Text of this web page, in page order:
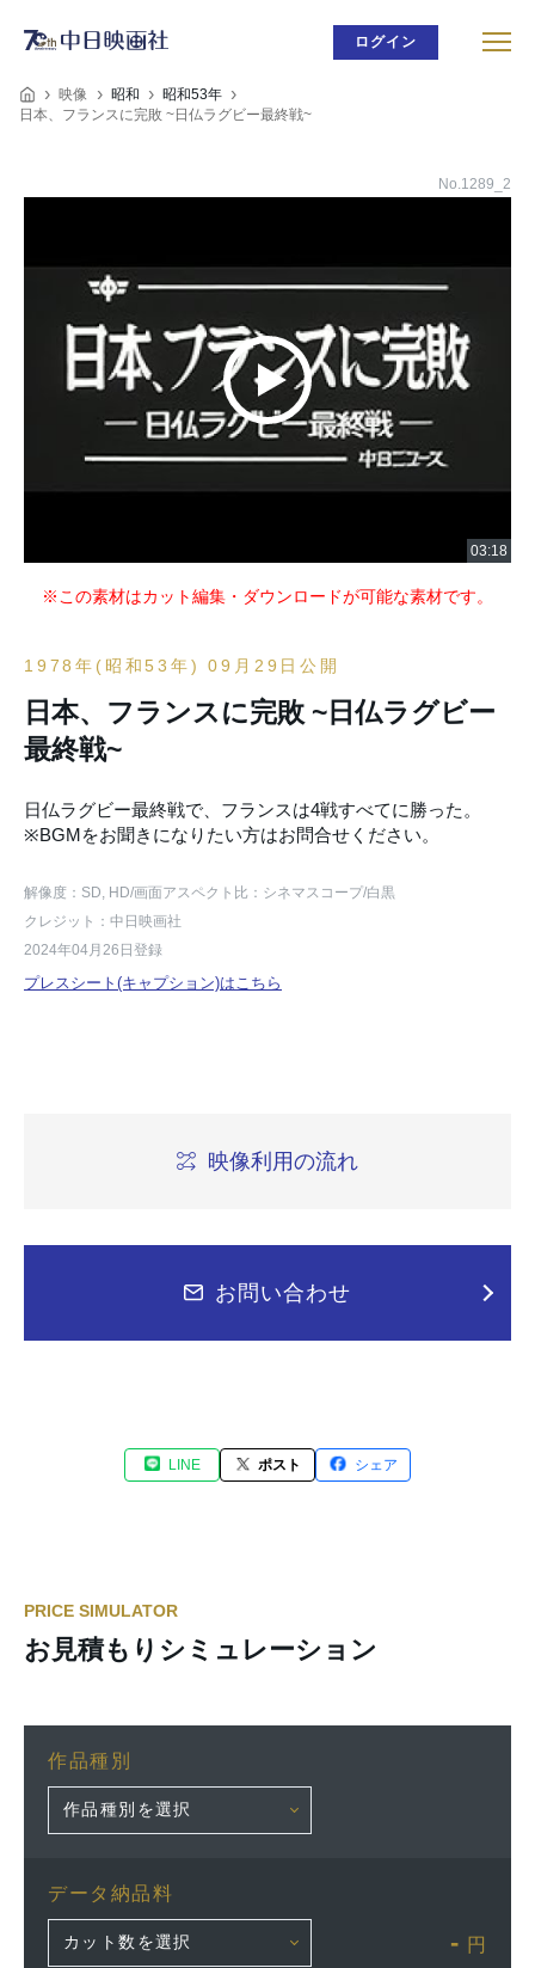
ログイン
映像 昭和
昭和53年
日本、フランスに完敗 ~日仏ラグビー最終戦~
No.1289_2
※この素材はカット編集・ダウンロードが可能な素材です。
1978年(昭和53年) 09月29日公開
日本、フランスに完敗 ~日仏ラグビー
最終戦~
日仏ラグビー最終戦で、フランスは4戦すべてに勝った。
※BGMをお聞きになりたい方はお問合せください。
解像度：SD, HD/画面アスペクト比：シネマスコープ/白黒
クレジット：中日映画社
2024年04月26日登録
プレスシート(キャプション)はこちら
映像利用の流れ
お問い合わせ
LINE ポスト シェア
PRICE SIMULATOR
お見積もりシミュレーション
作品種別
データ納品料
- 円